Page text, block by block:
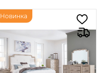
Новинка